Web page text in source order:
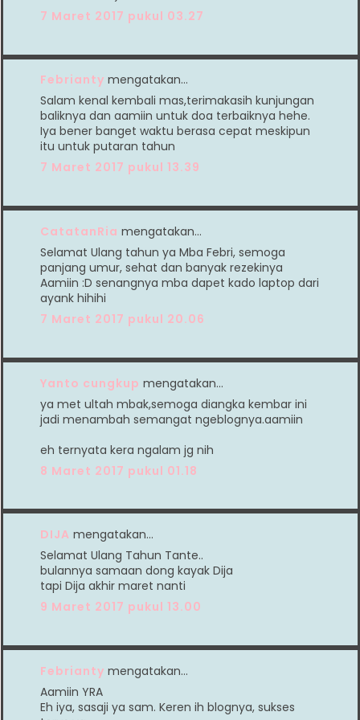
7 Maret 2017 pukul 03.27
Febrianty mengatakan…
Salam kenal kembali mas,terimakasih kunjungan
baliknya dan aamiin untuk doa terbaiknya hehe.
Iya bener banget waktu berasa cepat meskipun
itu untuk putaran tahun
7 Maret 2017 pukul 13.39
CatatanRia mengatakan…
Selamat Ulang tahun ya Mba Febri, semoga
panjang umur, sehat dan banyak rezekinya
Aamiin :D senangnya mba dapet kado laptop dari
ayank hihihi
7 Maret 2017 pukul 20.06
Yanto cungkup mengatakan…
ya met ultah mbak,semoga diangka kembar ini
jadi menambah semangat ngeblognya.aamiin
eh ternyata kera ngalam jg nih
8 Maret 2017 pukul 01.18
DIJA mengatakan…
Selamat Ulang Tahun Tante..
bulannya samaan dong kayak Dija
tapi Dija akhir maret nanti
9 Maret 2017 pukul 13.00
Febrianty mengatakan…
Aamiin YRA
Eh iya, sasaji ya sam. Keren ih blognya, sukses